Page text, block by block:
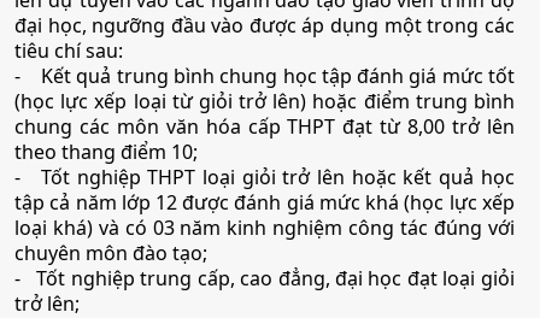
• Chỉ tiêu:15
• Phương thức xét tuyển:
• Tổ hợp:B00; B02; B03; A02; B08; X14; X15
18. Hóa học
•Mã ngành:7440112
•Chỉ tiêu:
đại học, ngưỡng đầu vào được áp dụng một trong các
tiêu chí sau:
- Kết quả trung bình chung học tập đánh giá mức tốt
(học lực xếp loại từ giỏi trở lên) hoặc điểm trung bình
chung các môn văn hóa cấp THPT đạt từ 8,00 trở lên
theo thang điểm 10;
-Tốt nghiệp THPT loại giỏi trở lên hoặc kết quả học
tập cả năm lớp 12 được đánh giá mức khá (học lực xếp
loại khá) và có 03 năm kinh nghiệm công tác đúng với
chuyên môn đào tạo;
-Tốt nghiệp trung cấp, cao đẳng, đại học đạt loại giỏi
trở lên;